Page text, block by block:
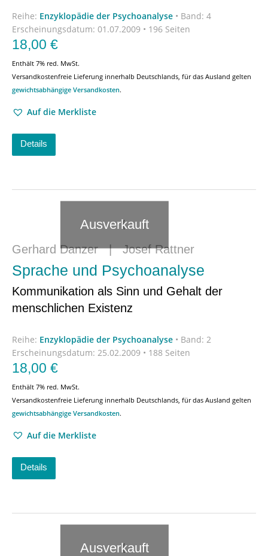
Reihe: Enzyklopädie der Psychoanalyse • Band: 4
Erscheinungsdatum: 01.07.2009 • 196 Seiten
18,00 €
Enthält 7% red. MwSt.
Versandkostenfreie Lieferung innerhalb Deutschlands, für das Ausland gelten
gewichtsabhängige Versandkosten.
Auf die Merkliste
Details
Ausverkauft
Gerhard Danzer|Josef Rattner
Sprache und Psychoanalyse
Kommunikation als Sinn und Gehalt der
menschlichen Existenz
Reihe: Enzyklopädie der Psychoanalyse • Band: 2
Erscheinungsdatum: 25.02.2009 • 188 Seiten
18,00 €
Enthält 7% red. MwSt.
Versandkostenfreie Lieferung innerhalb Deutschlands, für das Ausland gelten
gewichtsabhängige Versandkosten.
Auf die Merkliste
Details
Ausverkauft